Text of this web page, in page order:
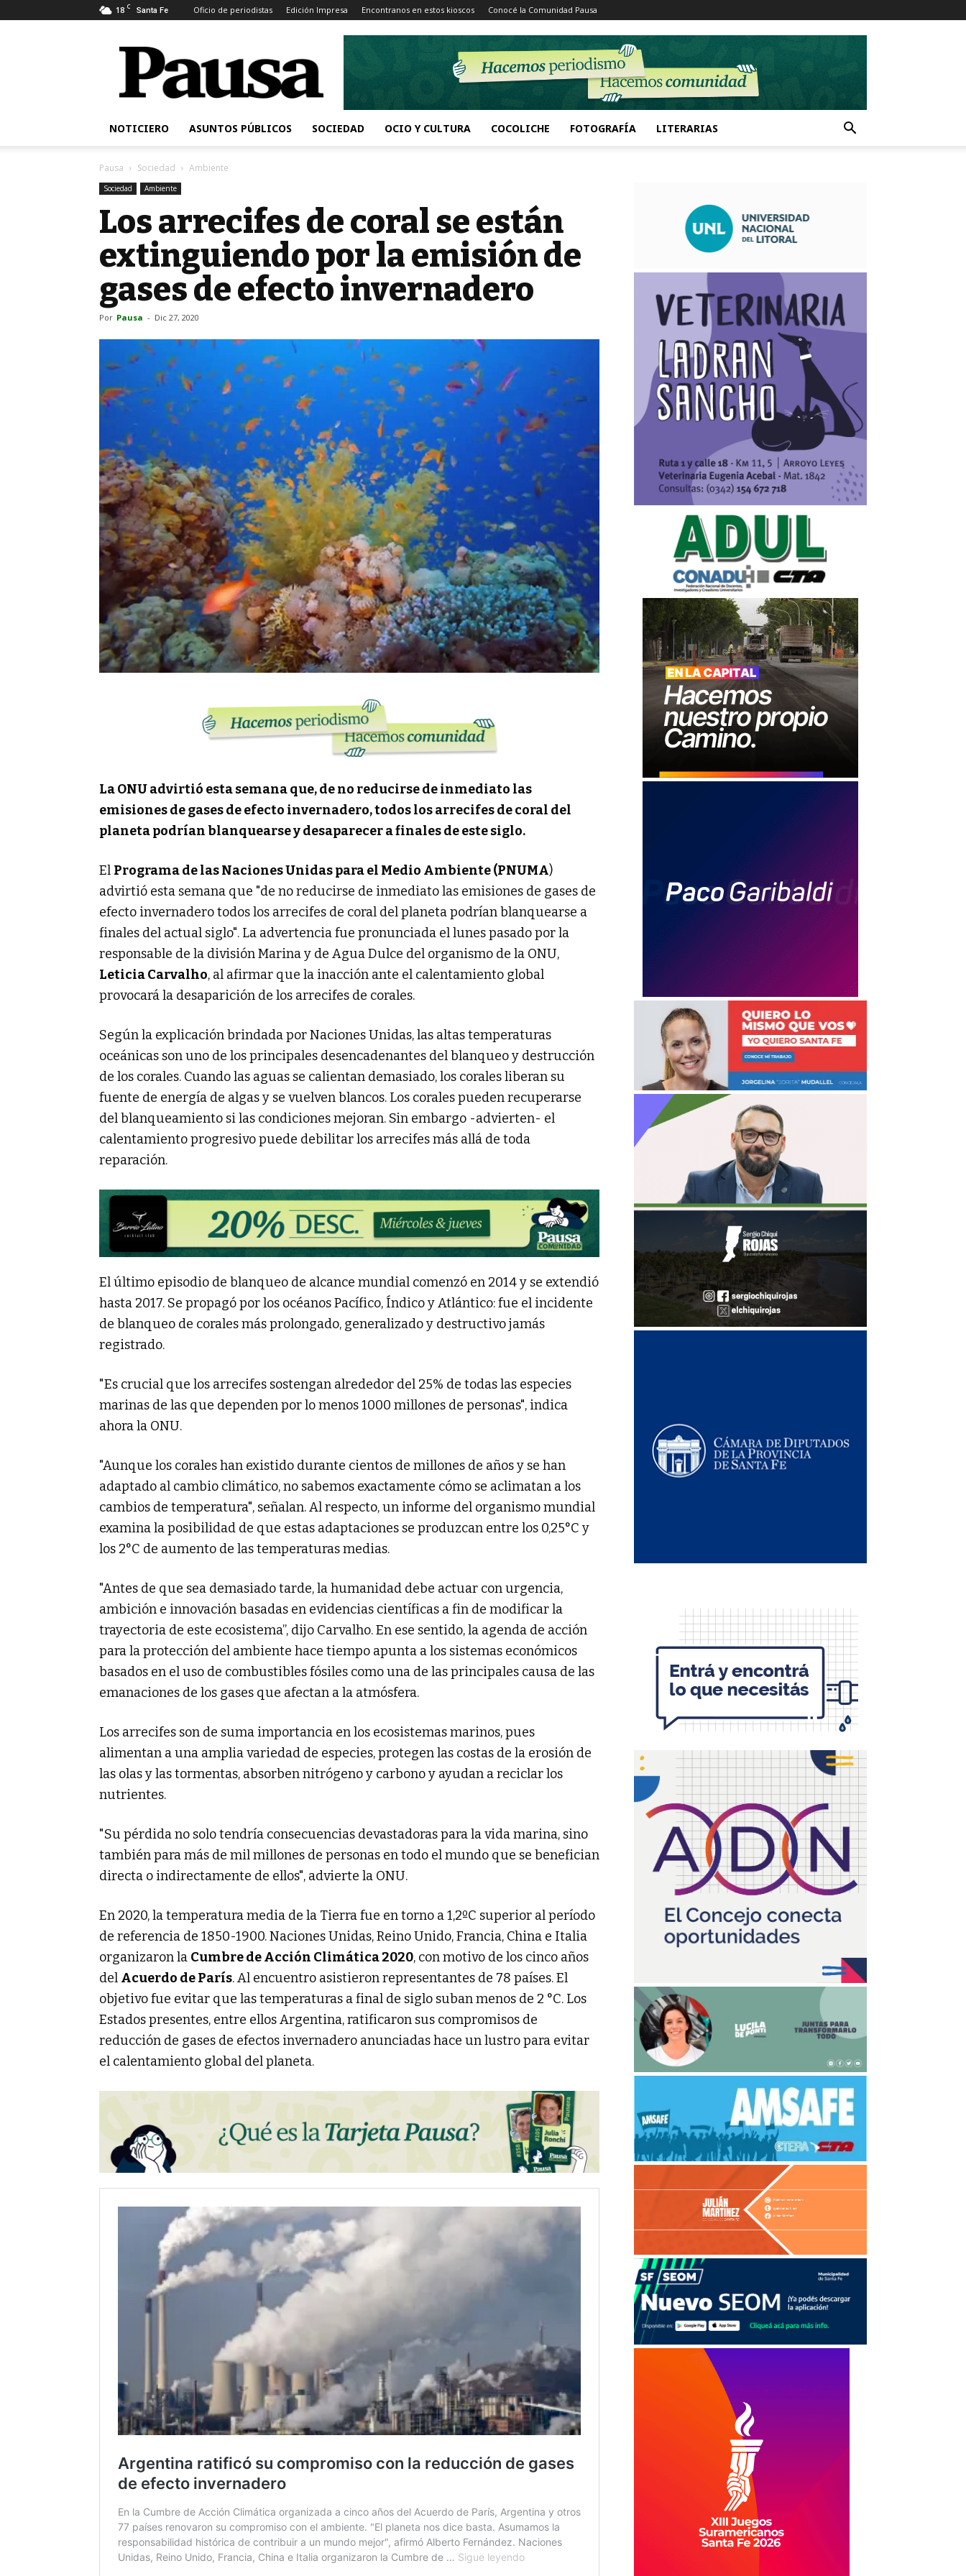
18 C Santa Fe Oficio de periodistas Edición Impresa Encontranos en estos kioscos Conocé la Comunidad Pausa
Pausa
NOTICIERO ASUNTOS PÚBLICOS SOCIEDAD OCIO Y CULTURA COCOLICHE FOTOGRAFÍA LITERARIAS
Pausa Sociedad Ambiente
Sociedad Ambiente
Los arrecifes de coral se están
extinguiendo por la emisión de
gases de efecto invernadero
Por Pausa - Dic 27, 2020
La ONU advirtió esta semana que, de no reducirse de inmediato las
emisiones de gases de efecto invernadero, todos los arrecifes de coral del
planeta podrían blanquearse y desaparecer a finales de este siglo.
El Programa de las Naciones Unidas para el Medio Ambiente (PNUMA)
advirtió esta semana que "de no reducirse de inmediato las emisiones de gases de
efecto invernadero todos los arrecifes de coral del planeta podrían blanquearse a
finales del actual siglo". La advertencia fue pronunciada el lunes pasado por la
responsable de la división Marina y de Agua Dulce del organismo de la ONU,
Leticia Carvalho, al afirmar que la inacción ante el calentamiento global
provocará la desaparición de los arrecifes de corales.
Según la explicación brindada por Naciones Unidas, las altas temperaturas
oceánicas son uno de los principales desencadenantes del blanqueo y destrucción
de los corales. Cuando las aguas se calientan demasiado, los corales liberan su
fuente de energía de algas y se vuelven blancos. Los corales pueden recuperarse
del blanqueamiento si las condiciones mejoran. Sin embargo -advierten- el
calentamiento progresivo puede debilitar los arrecifes más allá de toda
reparación.
El último episodio de blanqueo de alcance mundial comenzó en 2014 y se extendió
hasta 2017. Se propagó por los océanos Pacífico, Índico y Atlántico: fue el incidente
de blanqueo de corales más prolongado, generalizado y destructivo jamás
registrado.
"Es crucial que los arrecifes sostengan alrededor del 25% de todas las especies
marinas de las que dependen por lo menos 1000 millones de personas", indica
ahora la ONU.
"Aunque los corales han existido durante cientos de millones de años y se han
adaptado al cambio climático, no sabemos exactamente cómo se aclimatan a los
cambios de temperatura", señalan. Al respecto, un informe del organismo mundial
examina la posibilidad de que estas adaptaciones se produzcan entre los 0,25°C y
los 2°C de aumento de las temperaturas medias.
"Antes de que sea demasiado tarde, la humanidad debe actuar con urgencia,
ambición e innovación basadas en evidencias científicas a fin de modificar la
trayectoria de este ecosistema”, dijo Carvalho. En ese sentido, la agenda de acción
para la protección del ambiente hace tiempo apunta a los sistemas económicos
basados en el uso de combustibles fósiles como una de las principales causa de las
emanaciones de los gases que afectan a la atmósfera.
Los arrecifes son de suma importancia en los ecosistemas marinos, pues
alimentan a una amplia variedad de especies, protegen las costas de la erosión de
las olas y las tormentas, absorben nitrógeno y carbono y ayudan a reciclar los
nutrientes.
"Su pérdida no solo tendría consecuencias devastadoras para la vida marina, sino
también para más de mil millones de personas en todo el mundo que se benefician
directa o indirectamente de ellos", advierte la ONU.
En 2020, la temperatura media de la Tierra fue en torno a 1,2ºC superior al período
de referencia de 1850-1900. Naciones Unidas, Reino Unido, Francia, China e Italia
organizaron la Cumbre de Acción Climática 2020, con motivo de los cinco años
del Acuerdo de París. Al encuentro asistieron representantes de 78 países. El
objetivo fue evitar que las temperaturas a final de siglo suban menos de 2 °C. Los
Estados presentes, entre ellos Argentina, ratificaron sus compromisos de
reducción de gases de efectos invernadero anunciadas hace un lustro para evitar
el calentamiento global del planeta.